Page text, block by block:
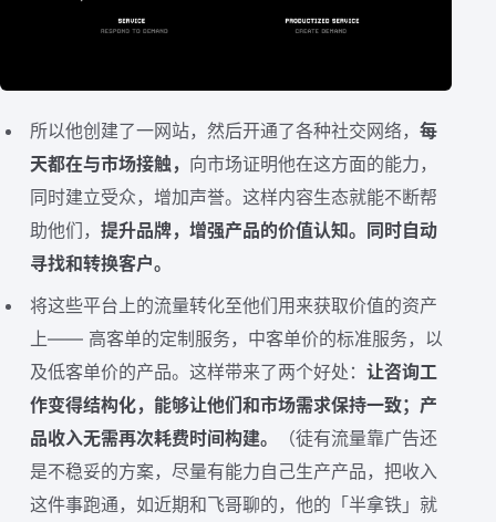
所以他创建了一网站，然后开通了各种社交网络，每
天都在与市场接触， 向市场证明他在这方面的能力，
同时建立受众，增加声誉。这样内容生态就能不断帮
助他们，提升品牌，增强产品的价值认知。同时自动
寻找和转换客户。
将这些平台上的流量转化至他们用来获取价值的资产
上—— 高客单的定制服务，中客单价的标准服务，以
及低客单价的产品。这样带来了两个好处：让咨询工
作变得结构化，能够让他们和市场需求保持一致；产
品收入无需再次耗费时间构建。
（徒有流量靠广告还
是不稳妥的方案，尽量有能力自己生产产品，把收入
这件事跑通，如近期和飞哥聊的，他的「半拿铁」就